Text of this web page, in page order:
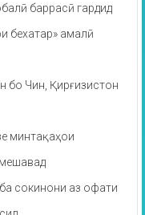
баррасӣ гардид
бехатар» амалӣ
бо Чин, Қирғизистон
минтақаҳои
сокинони аз офати